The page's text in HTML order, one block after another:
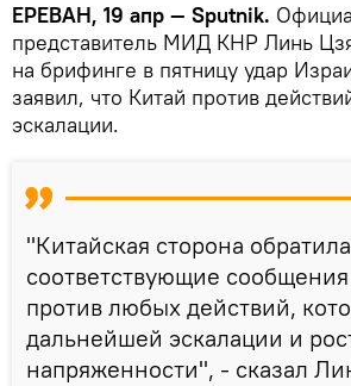
ЕРЕВАН, 19 апр — Sputnik.
представитель МИД КНР Линь
на брифинге в пятницу удар
заявил, что Китай против
эскалации.
"Китайская сторона
соответствующие
против любых действий,
дальнейшей эскалации и
напряженности", - сказал